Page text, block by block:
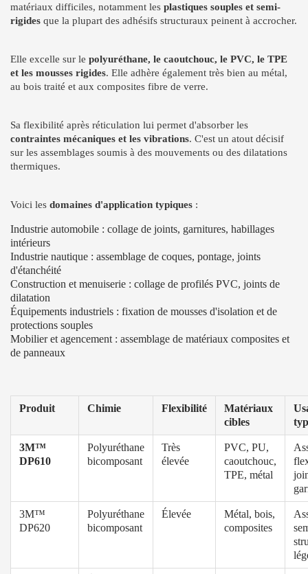
matériaux difficiles, notamment les plastiques souples et semi-
rigides que la plupart des adhésifs structuraux peinent à accrocher.
Elle excelle sur le polyuréthane, le caoutchouc, le PVC, le TPE
et les mousses rigides. Elle adhère également très bien au métal,
au bois traité et aux composites fibre de verre.
Sa flexibilité après réticulation lui permet d'absorber les
contraintes mécaniques et les vibrations. C'est un atout décisif
sur les assemblages soumis à des mouvements ou des dilatations
thermiques.
Voici les domaines d'application typiques :
Industrie automobile : collage de joints, garnitures, habillages
intérieurs
Industrie nautique : assemblage de coques, pontage, joints
d'étanchéité
Construction et menuiserie : collage de profilés PVC, joints de
dilatation
Équipements industriels : fixation de mousses d'isolation et de
protections souples
Mobilier et agencement : assemblage de matériaux composites et
de panneaux
Produit Chimie Flexibilité
Matériaux
cibles
3M™
DP610
Polyuréthane
bicomposant
Très
élevée
PVC, PU,
caoutchouc,
TPE, métal
3M™
DP620
Polyuréthane
bicomposant
Élevée
Métal, bois,
composites